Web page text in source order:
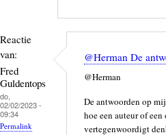
Reactie
van:
Fred
Guldentops
do,
02/02/2023 -
09:34
Permalink
@Herman De
@Herman
De antwoorden op
hoe een auteur of
vertegenwoordigt